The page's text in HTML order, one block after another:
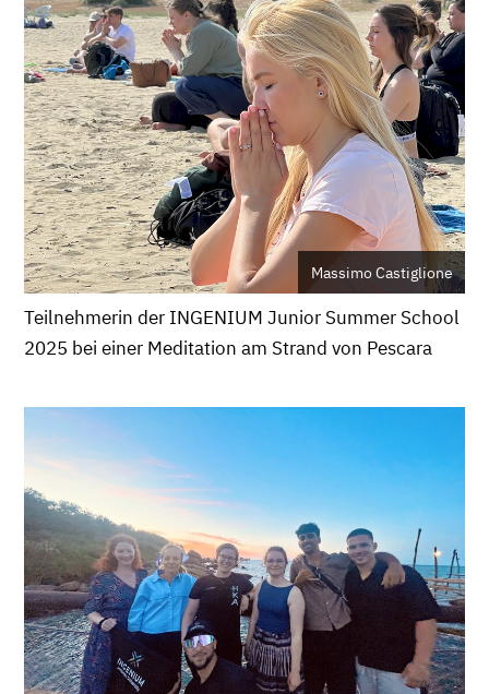
Massimo Castiglione
Teilnehmerin der INGENIUM Junior Summer School
2025 bei einer Meditation am Strand von Pescara